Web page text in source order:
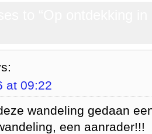
at 09:22
wandeling gedaan
een aanrader!!!